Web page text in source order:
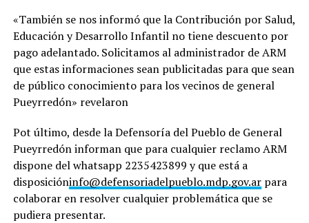
«También se nos informó que la Contribución por Salud,
Educación y Desarrollo Infantil no tiene descuento por
pago adelantado. Solicitamos al administrador de ARM
que estas informaciones sean publicitadas para que sean
de público conocimiento para los vecinos de general
Pueyrredón» revelaron
Pot último, desde la Defensoría del Pueblo de General
Pueyrredón informan que para cualquier reclamo ARM
dispone del whatsapp 2235423899 y que está a
disposicióninfo@defensoriadelpueblo.mdp.gov.arpara
colaborar en resolver cualquier problemática que se
pudiera presentar.